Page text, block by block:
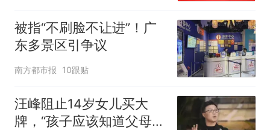
被指“不刷脸不让进”！广
东多景区引争议
南方都市报 10跟贴
汪峰阻止14岁女儿买大
牌，“孩子应该知道父母的